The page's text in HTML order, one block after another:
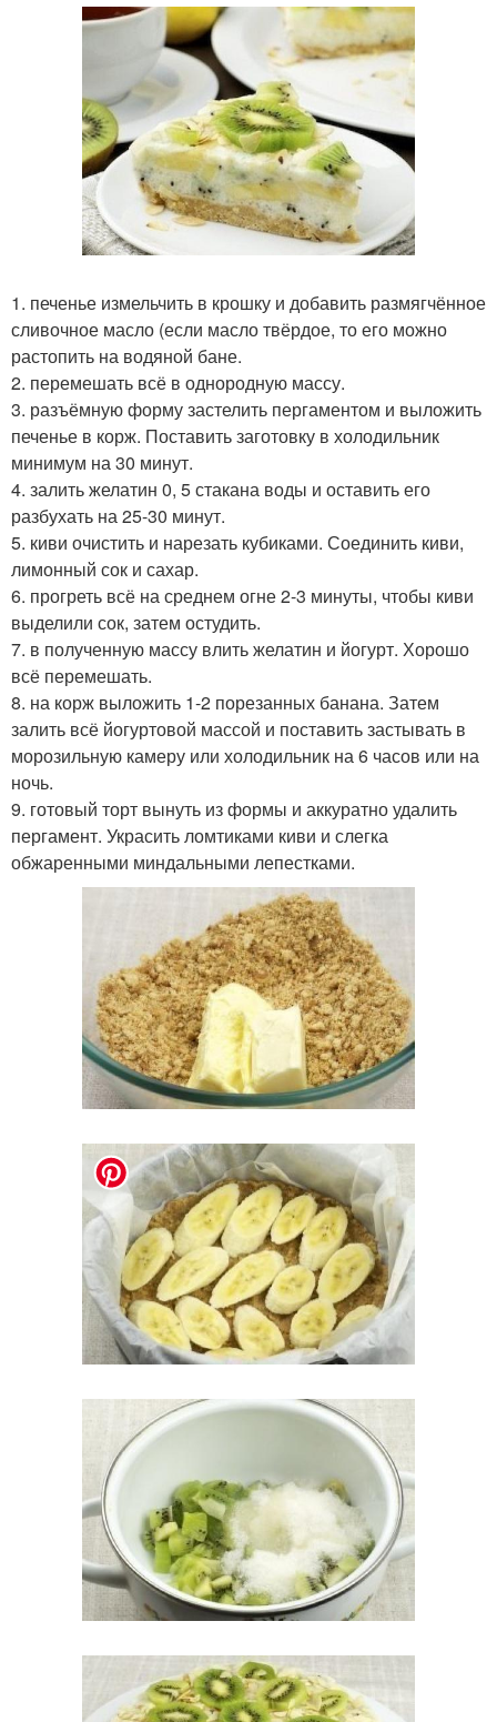
1. печенье измельчить в крошку и добавить размягчённое
сливочное масло (если масло твёрдое, то его можно
растопить на водяной бане.
2. перемешать всё в однородную массу.
3. разъёмную форму застелить пергаментом и выложить
печенье в корж. Поставить заготовку в холодильник
минимум на 30 минут.
4. залить желатин 0, 5 стакана воды и оставить его
разбухать на 25-30 минут.
5. киви очистить и нарезать кубиками. Соединить киви,
лимонный сок и сахар.
6. прогреть всё на среднем огне 2-3 минуты, чтобы киви
выделили сок, затем остудить.
7. в полученную массу влить желатин и йогурт. Хорошо
всё перемешать.
8. на корж выложить 1-2 порезанных банана. Затем
залить всё йогуртовой массой и поставить застывать в
морозильную камеру или холодильник на 6 часов или на
ночь.
9. готовый торт вынуть из формы и аккуратно удалить
пергамент. Украсить ломтиками киви и слегка
обжаренными миндальными лепестками.